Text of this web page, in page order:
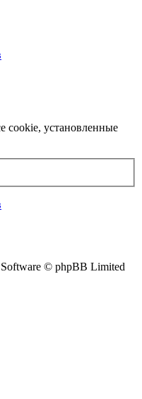
cookie, установленные
© phpBB Limited